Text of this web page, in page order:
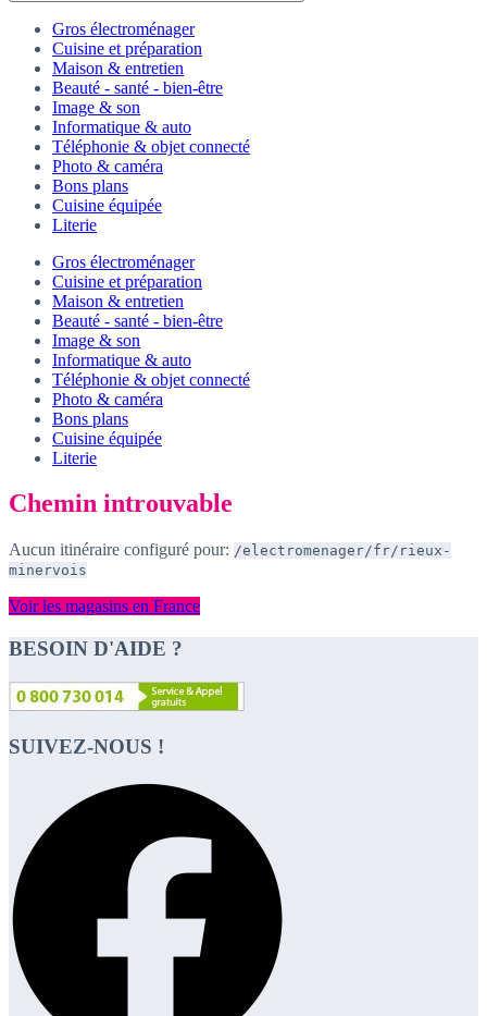
Gros électroménager
Cuisine et préparation
Maison & entretien
Beauté - santé - bien-être
Image & son
Informatique & auto
Téléphonie & objet connecté
Photo & caméra
Bons plans
Cuisine équipée
Literie
Gros électroménager
Cuisine et préparation
Maison & entretien
Beauté - santé - bien-être
Image & son
Informatique & auto
Téléphonie & objet connecté
Photo & caméra
Bons plans
Cuisine équipée
Literie
Chemin introuvable
Aucun itinéraire configuré pour: /electromenager/fr/rieux-
minervois
Voir les magasins en France
BESOIN D'AIDE ?
SUIVEZ-NOUS !